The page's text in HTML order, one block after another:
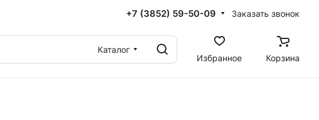
+7 (3852) 59-50-09 Заказать звонок
Каталог
Избранное
Корзина